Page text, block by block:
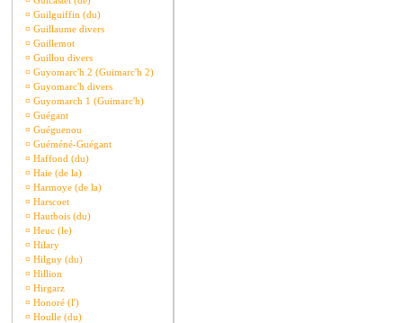
¤ Guilguiffin (du)
¤ Guillaume divers
¤ Guillemot
¤ Guillou divers
¤ Guyomarc'h 2 (Guimarc'h 2)
¤ Guyomarc'h divers
¤ Guyomarch 1 (Guimarc'h)
¤ Guégant
¤ Guéguenou
¤ Guéméné-Guégant
¤ Haffond (du)
¤ Haie (de la)
¤ Harmoye (de la)
¤ Harscoet
¤ Hautbois (du)
¤ Heuc (le)
¤ Hilary
¤ Hilguy (du)
¤ Hillion
¤ Hirgarz
¤ Honoré (l')
¤ Houlle (du)